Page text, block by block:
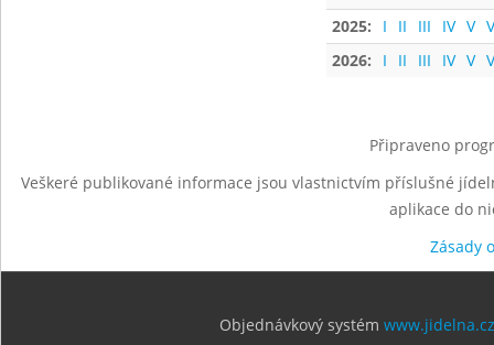
2025:
I II III IV V
2026:
I II III IV V
Připraveno
Veškeré publikované informace jsou vlastnictvím příslušné
aplikace do
Zásady
Objednávkový systém www.jidelna.cz